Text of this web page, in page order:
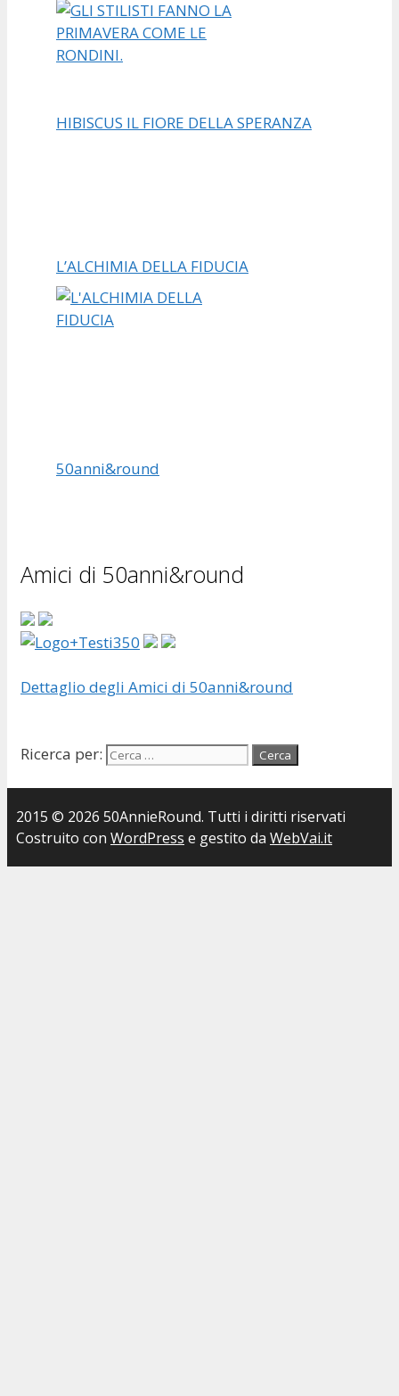
HIBISCUS IL FIORE DELLA SPERANZA
L’ALCHIMIA DELLA FIDUCIA
50anni&round
Amici di 50anni&round
Dettaglio degli Amici di 50anni&round
Ricerca per:
2015 © 2026 50AnnieRound. Tutti i diritti riservati
Costruito con WordPress e gestito da WebVai.it